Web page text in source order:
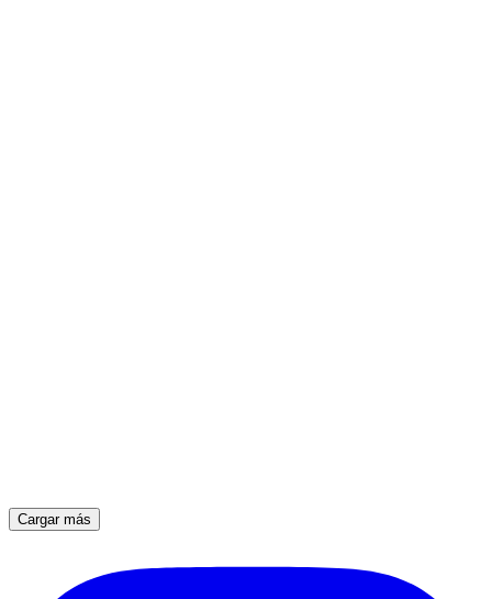
Cargar más